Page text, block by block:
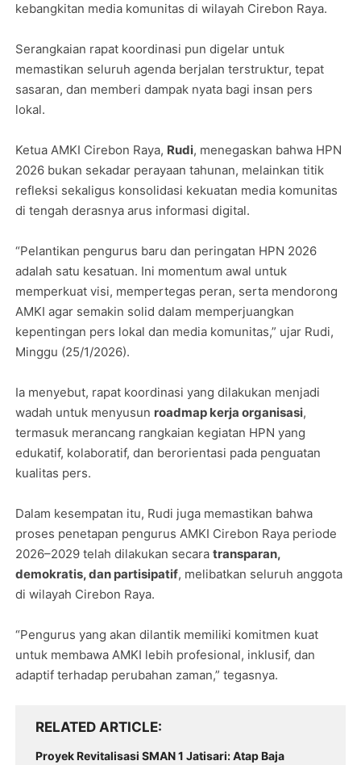
kebangkitan media komunitas di wilayah Cirebon Raya.
Serangkaian rapat koordinasi pun digelar untuk
memastikan seluruh agenda berjalan terstruktur, tepat
sasaran, dan memberi dampak nyata bagi insan pers
lokal.
Ketua AMKI Cirebon Raya, Rudi, menegaskan bahwa HPN
2026 bukan sekadar perayaan tahunan, melainkan titik
refleksi sekaligus konsolidasi kekuatan media komunitas
di tengah derasnya arus informasi digital.
“Pelantikan pengurus baru dan peringatan HPN 2026
adalah satu kesatuan. Ini momentum awal untuk
memperkuat visi, mempertegas peran, serta mendorong
AMKI agar semakin solid dalam memperjuangkan
kepentingan pers lokal dan media komunitas,” ujar Rudi,
Minggu (25/1/2026).
Ia menyebut, rapat koordinasi yang dilakukan menjadi
wadah untuk menyusun roadmap kerja organisasi,
termasuk merancang rangkaian kegiatan HPN yang
edukatif, kolaboratif, dan berorientasi pada penguatan
kualitas pers.
Dalam kesempatan itu, Rudi juga memastikan bahwa
proses penetapan pengurus AMKI Cirebon Raya periode
2026–2029 telah dilakukan secaratransparan,
demokratis, dan partisipatif, melibatkan seluruh anggota
di wilayah Cirebon Raya.
“Pengurus yang akan dilantik memiliki komitmen kuat
untuk membawa AMKI lebih profesional, inklusif, dan
adaptif terhadap perubahan zaman,” tegasnya.
RELATED ARTICLE
Proyek Revitalisasi SMAN 1 Jatisari: Atap Baja